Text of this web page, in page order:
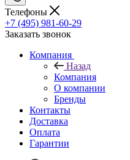
Телефоны
+7 (495) 981-60-29
Заказать звонок
Компания
Назад
Компания
О компании
Бренды
Контакты
Доставка
Оплата
Гарантии